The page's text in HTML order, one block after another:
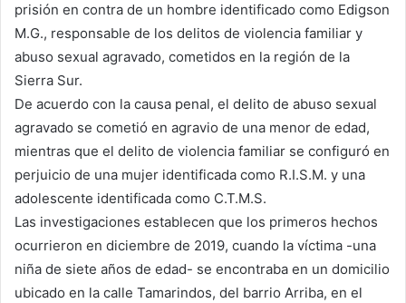
prisión en contra de un hombre identificado como Edigson
M.G., responsable de los delitos de violencia familiar y
abuso sexual agravado, cometidos en la región de la
Sierra Sur.
De acuerdo con la causa penal, el delito de abuso sexual
agravado se cometió en agravio de una menor de edad,
mientras que el delito de violencia familiar se configuró en
perjuicio de una mujer identificada como R.I.S.M. y una
adolescente identificada como C.T.M.S.
Las investigaciones establecen que los primeros hechos
ocurrieron en diciembre de 2019, cuando la víctima -una
niña de siete años de edad- se encontraba en un domicilio
ubicado en la calle Tamarindos, del barrio Arriba, en el